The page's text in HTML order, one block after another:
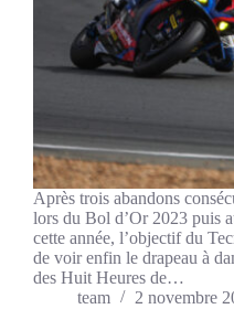
Après trois abandons
lors du Bol d’Or 2023 puis
cette année, l’objectif du
de voir enfin le drapeau à
des Huit Heures de…
team
2 novembre